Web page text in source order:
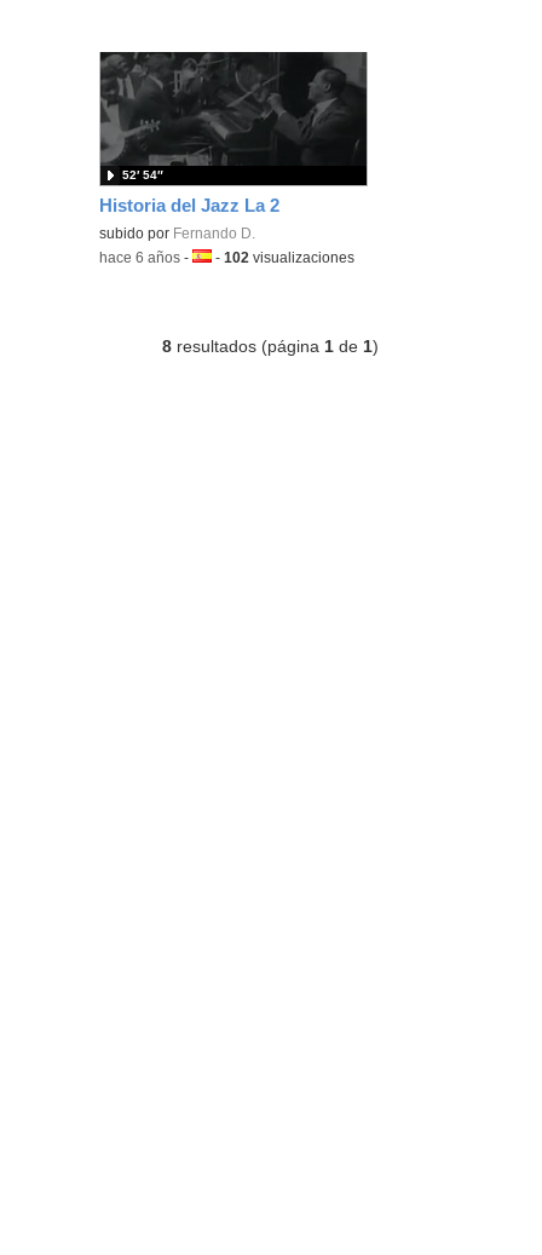
Historia del Jazz La 2
subido por Fernando D.
52′ 54″
-hace 6 años -Idioma:
-102 visualizaciones
8 resultados (página 1 de 1)